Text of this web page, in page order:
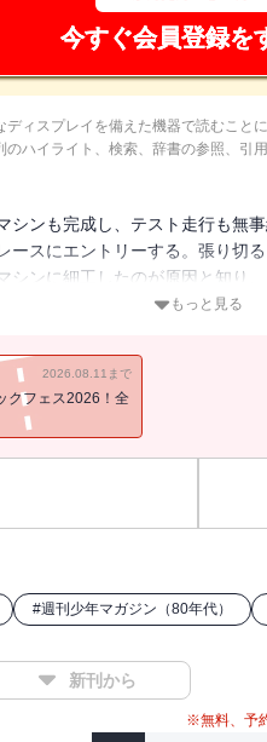
今すぐ会員登録を
ィスプレイを備えた機器で読むことに
ハイライト、検索、辞書の参照、引
シンも完成し、テスト走行も無
ースにエントリーする。張り切
シンに細工したのが原因と知り
。そして４人は無事予選を通過し
もっと見る
2026.08.11まで
クフェス2026！全
#週刊少年マガジン（80年代）
新刊から
※無料、予